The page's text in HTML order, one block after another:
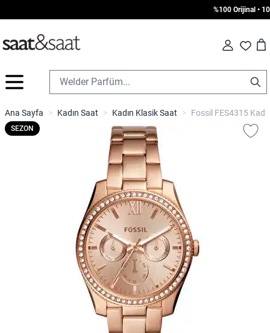
%100 Orijinal •
Fav Cart
İçeriğe geç
Ana Sayfa > Kadın Saat > Kadın Klasik Saat > Fossil FES4315
SEZON
1. SATIR